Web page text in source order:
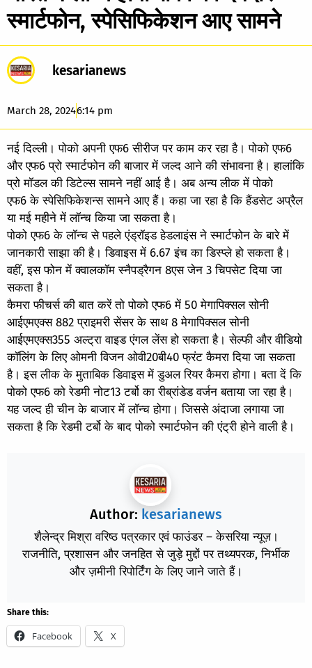
स्मार्टफोन, स्पेसिफिकेशन आए सामने
kesarianews
March 28, 20246:14 pm
नई दिल्ली। पोको अपनी एफ6 सीरीज पर काम कर रहा है। पोको एफ6
और एफ6 प्रो स्मार्टफोन की बाजार में जल्द आने की संभावना है। हालांकि
प्रो मॉडल की डिटेल्स सामने नहीं आई है। अब अन्य लीक में पोको
एफ6 के स्पेसिफिकेशन्स सामने आए हैं। कहा जा रहा है कि हैंडसेट अप्रैल
या मई महीने में लॉन्च किया जा सकता है।
पोको एफ6 के लॉन्च से पहले एंड्रॉइड हेडलाइंस ने स्मार्टफोन के बारे में
जानकारी साझा की है। डिवाइस में 6.67 इंच का डिस्प्ले हो सकता है।
वहीं, इस फोन में क्वालकॉम स्नैपड्रैगन 8एस जेन 3 चिपसेट दिया जा
सकता है।
कैमरा फीचर्स की बात करें तो पोको एफ6 में 50 मेगापिक्सल सोनी
आईएमएक्स 882 प्राइमरी सेंसर के साथ 8 मेगापिक्सल सोनी
आईएमएक्स355 अल्ट्रा वाइड एंगल लेंस हो सकता है। सेल्फी और वीडियो
कॉलिंग के लिए ओमनी विजन ओवी20बी40 फ्रंट कैमरा दिया जा सकता
है। इस लीक के मुताबिक डिवाइस में डुअल रियर कैमरा होगा। बता दें कि
पोको एफ6 को रेडमी नोट13 टर्बो का रीब्रांडेड वर्जन बताया जा रहा है।
यह जल्द ही चीन के बाजार में लॉन्च होगा। जिससे अंदाजा लगाया जा
सकता है कि रेडमी टर्बो के बाद पोको स्मार्टफोन की एंट्री होने वाली है।
Author: kesarianews
शैलेन्द्र मिश्रा वरिष्ठ पत्रकार एवं फाउंडर – केसरिया न्यूज़।
राजनीति, प्रशासन और जनहित से जुड़े मुद्दों पर तथ्यपरक, निर्भीक
और ज़मीनी रिपोर्टिंग के लिए जाने जाते हैं।
Share this:
Facebook X